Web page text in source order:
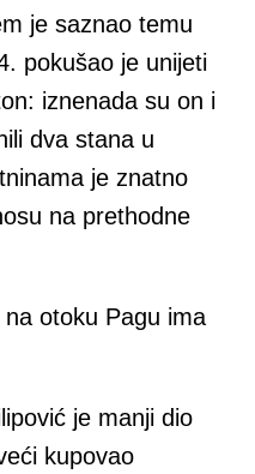
je saznao temu
pokušao je unijeti
iznenada su on i
dva stana u
je znatno
na prethodne
otoku Pagu ima
je manji dio
kupovao